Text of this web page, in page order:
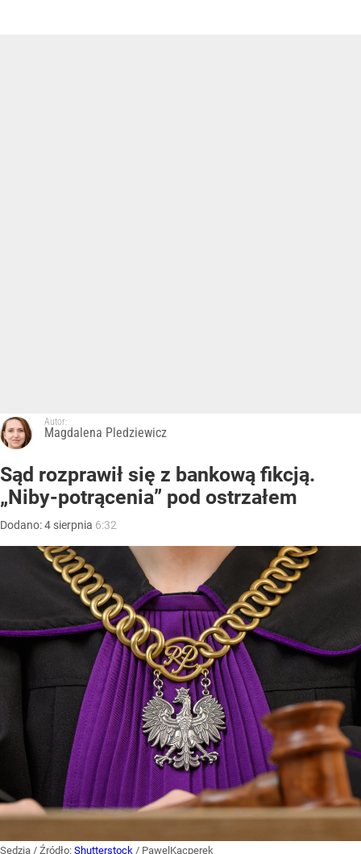
Autor:
Magdalena Pledziewicz
Sąd rozprawił się z bankową fikcją.
„Niby-potrącenia” pod ostrzałem
Dodano:4 sierpnia 6:32
Sędzia / Źródło: Shutterstock / PawelKacperek